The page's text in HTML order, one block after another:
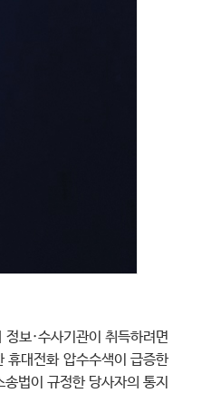
보·수사기관이 취득하려면
휴대전화 압수수색이 급증한
법이 규정한 당사자의 통지